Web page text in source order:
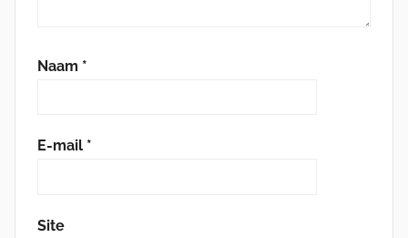
Naam *
E-mail *
Site